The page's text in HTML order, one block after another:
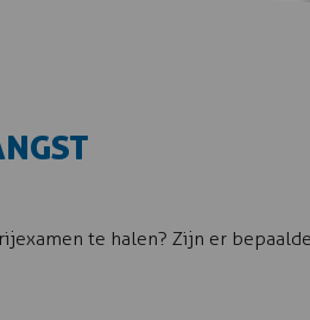
te halen? Zijn er